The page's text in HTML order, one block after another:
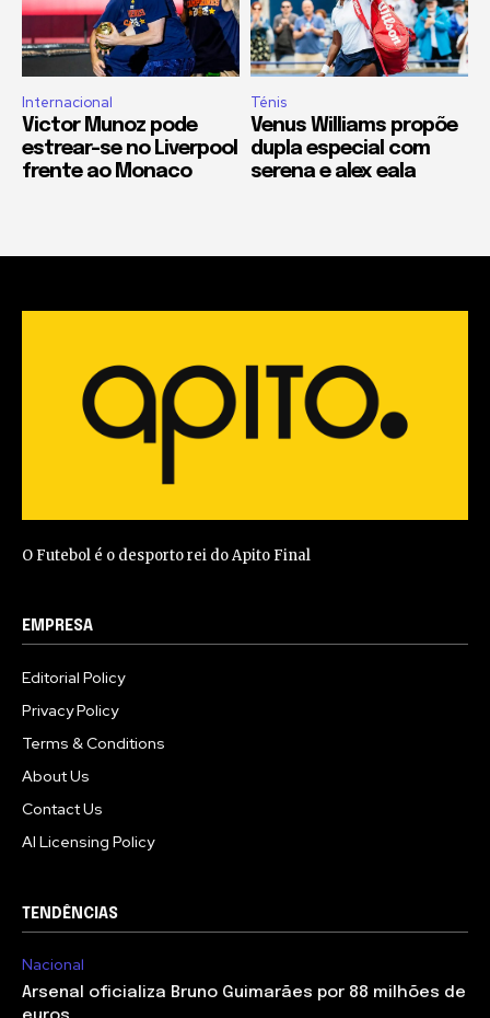
Internacional
Victor Munoz pode
estrear-se no Liverpool
frente ao Monaco
Ténis
Venus Williams propõe
dupla especial com
serena e alex eala
O Futebol é o desporto rei do Apito Final
EMPRESA
Editorial Policy
Privacy Policy
Terms & Conditions
About Us
Contact Us
AI Licensing Policy
TENDÊNCIAS
Nacional
Arsenal oficializa Bruno Guimarães por 88 milhões de